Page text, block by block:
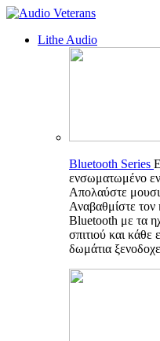
Lithe Audio
Bluetooth Series
ενσωματωμένο
Απολαύστε
Αναβαθμίστε
Bluetooth με τα
σπιτιού και κάθε
δωμάτια